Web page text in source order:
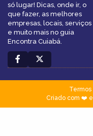
só lugar! Dicas, onde ir, o
que fazer, as melhores
empresas, locais, serviços
e muito mais no guia
Encontra Cuiabá.
Termos|
Criado com ❤️ e